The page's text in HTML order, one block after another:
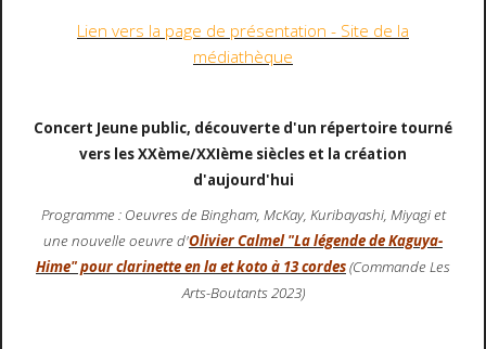
Lien vers la page de présentation - Site de la
médiathèque
Concert Jeune public, découverte d'un répertoire tourné
vers les XXème/XXIème siècles et la création
d'aujourd'hui
Programme : Oeuvres de Bingham, McKay, Kuribayashi, Miyagi et
une nouvelle oeuvre d'Olivier Calmel"La légende de Kaguya-
Hime" pour clarinette en la et koto à 13 cordes(Commande Les
Arts-Boutants 2023)